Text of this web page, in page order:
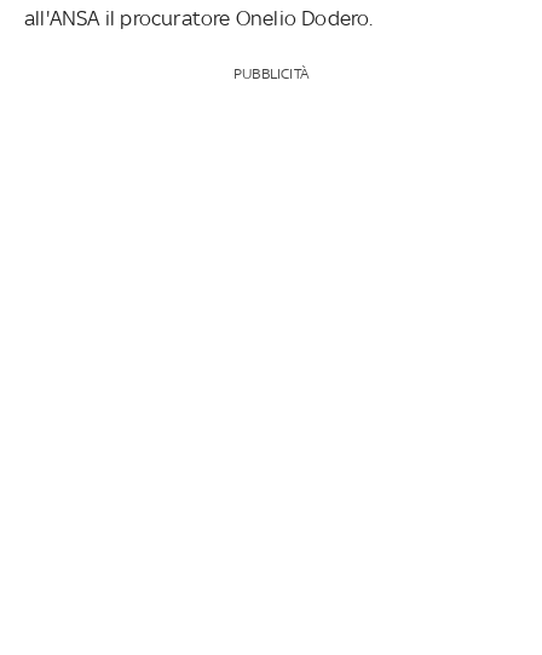
all'ANSA il procuratore Onelio Dodero.
PUBBLICITÀ